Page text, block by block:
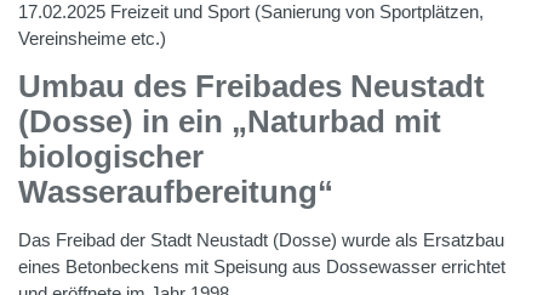
17.02.2025 Freizeit und Sport (Sanierung von Sportplätzen,
Vereinsheime etc.)
Umbau des Freibades Neustadt
(Dosse) in ein „Naturbad mit
biologischer
Wasseraufbereitung“
Das Freibad der Stadt Neustadt (Dosse) wurde als Ersatzbau
eines Betonbeckens mit Speisung aus Dossewasser errichtet